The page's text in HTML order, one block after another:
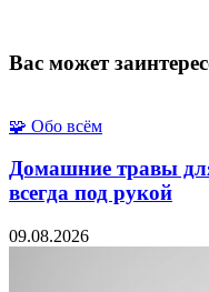
Вас может
🧩 Обо всём
Домашние травы
всегда под рукой
09.08.2026